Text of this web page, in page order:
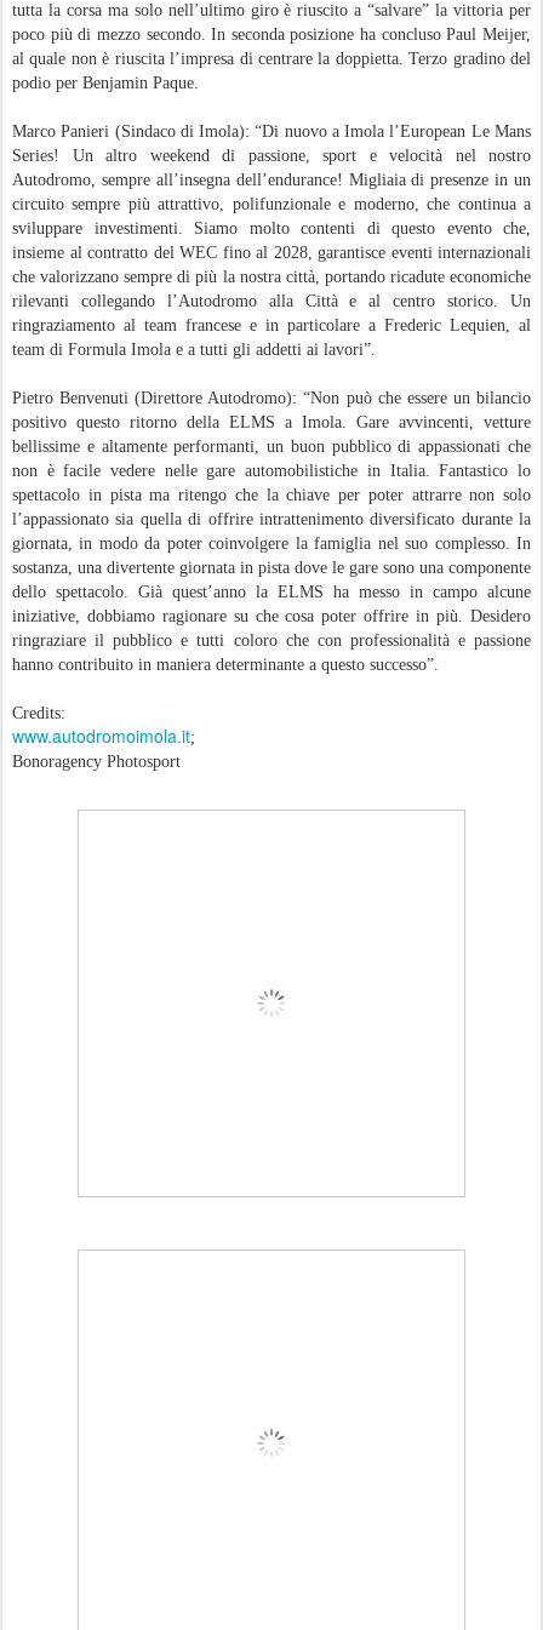
tutta la corsa ma solo nell’ultimo giro è riuscito a “salvare” la vittoria per
poco più di mezzo secondo. In seconda posizione ha concluso Paul Meijer,
al quale non è riuscita l’impresa di centrare la doppietta. Terzo gradino del
podio per Benjamin Paque.
Marco Panieri (Sindaco di Imola): “Di nuovo a Imola l’European Le Mans
Series! Un altro weekend di passione, sport e velocità nel nostro
Autodromo, sempre all’insegna dell’endurance! Migliaia di presenze in un
circuito sempre più attrattivo, polifunzionale e moderno, che continua a
sviluppare investimenti. Siamo molto contenti di questo evento che,
insieme al contratto del WEC fino al 2028, garantisce eventi internazionali
che valorizzano sempre di più la nostra città, portando ricadute economiche
rilevanti collegando l’Autodromo alla Città e al centro storico. Un
ringraziamento al team francese e in particolare a Frederic Lequien, al
team di Formula Imola e a tutti gli addetti ai lavori”.
Pietro Benvenuti (Direttore Autodromo): “Non può che essere un bilancio
positivo questo ritorno della ELMS a Imola. Gare avvincenti, vetture
bellissime e altamente performanti, un buon pubblico di appassionati che
non è facile vedere nelle gare automobilistiche in Italia. Fantastico lo
spettacolo in pista ma ritengo che la chiave per poter attrarre non solo
l’appassionato sia quella di offrire intrattenimento diversificato durante la
giornata, in modo da poter coinvolgere la famiglia nel suo complesso. In
sostanza, una divertente giornata in pista dove le gare sono una componente
dello spettacolo. Già quest’anno la ELMS ha messo in campo alcune
iniziative, dobbiamo ragionare su che cosa poter offrire in più. Desidero
ringraziare il pubblico e tutti coloro che con professionalità e passione
hanno contribuito in maniera determinante a questo successo”.
Credits:
www.autodromoimola.it;
Bonoragency Photosport